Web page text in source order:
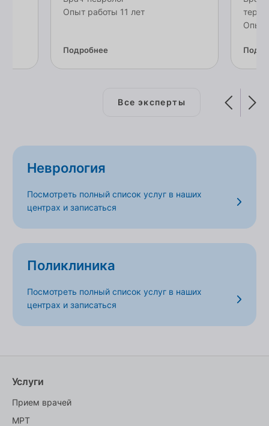
Опыт работы 11 лет
Подробнее
Опыт
Все эксперты
Неврология
Посмотреть полный список услуг в наших
центрах и записаться
Поликлиника
Посмотреть полный список услуг в наших
центрах и записаться
Услуги
Прием врачей
МРТ